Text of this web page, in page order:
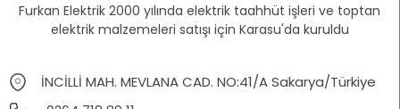
Furkan Elektrik 2000 yılında elektrik taahhüt işleri ve toptan
elektrik malzemeleri satışı için Karasu'da kuruldu
İNCİLLİ MAH. MEVLANA CAD. NO:41/A Sakarya/Türkiye